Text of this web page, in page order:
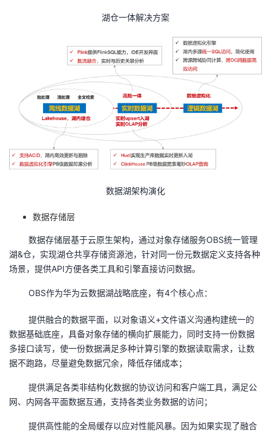
湖仓一体解决方案
数据湖架构演化
数据存储层
数据存储层基于云原生架构，通过对象存储服务OBS统一管理
湖&仓，实现湖仓共享存储资源池，针对同一份元数据定义支持各种
场景，提供API方便各类工具和引擎直接访问数据。
OBS作为华为云数据湖战略底座，有4个核心点：
提供融合的数据平面，以对象语义+文件语义沟通构建统一的
数据基础底座，具备对象存储的横向扩展能力，同时支持一份数据
多接口读写，使一份数据满足多种计算引擎的数据读取需求，让数
据不跑路，尽量避免数据冗余，降低存储成本；
提供满足各类非结构化数据的协议访问和客户端工具，满足公
网、内网各平面数据互通，支持各类业务数据的访问；
提供高性能的全局缓存以应对性能风暴。因为如果实现了融合